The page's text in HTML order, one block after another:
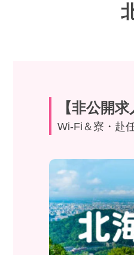
【非公開求
Wi-Fi＆寮・赴